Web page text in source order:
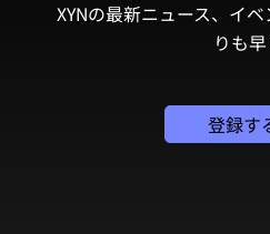
XYNの最新ニュース、イ
りも早
登録す